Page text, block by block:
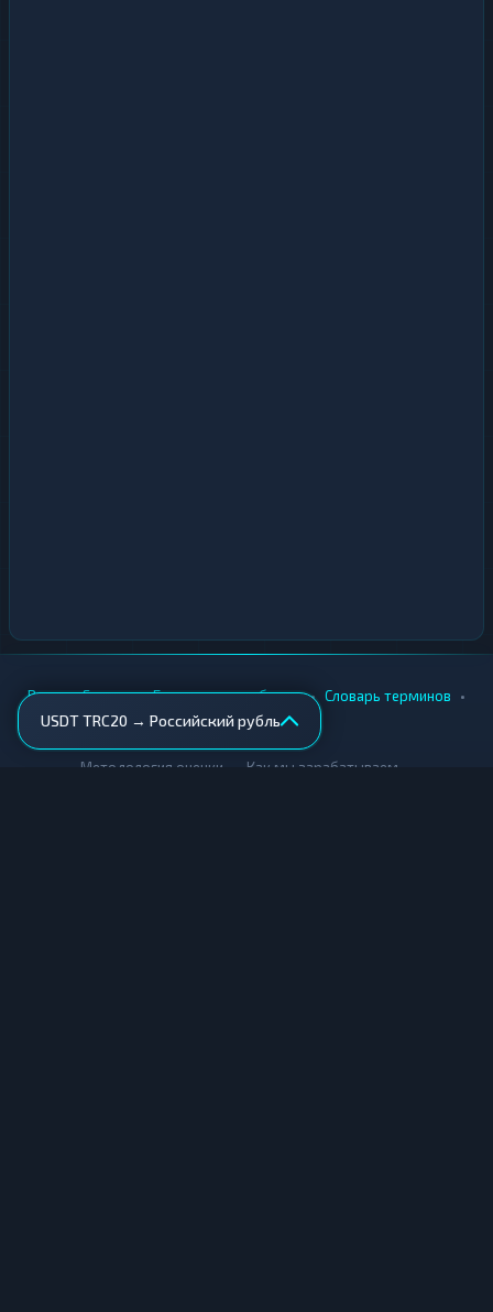
USDT TRC20 → Российский рубль
Вики • Города • Безопасность обмена • Словарь терминов •
AML-проверка
Методология оценки Как мы зарабатываем